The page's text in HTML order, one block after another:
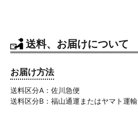
送料、お届けについて
お届け方法
送料区分A：佐川急便
送料区分B：福山通運またはヤマト運輸